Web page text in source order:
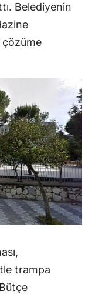
Belediyenin
çözüme
trampa